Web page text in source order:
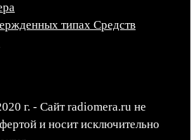
типах Средств
г. - Сайт radiomera.ru не
и носит исключительно